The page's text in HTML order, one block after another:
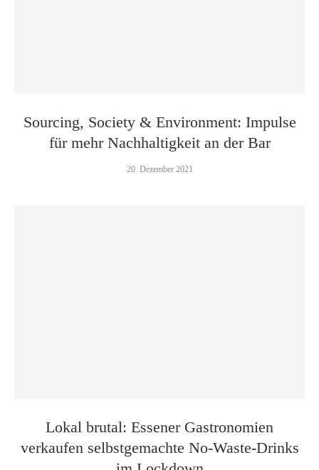
Sourcing, Society & Environment: Impulse
für mehr Nachhaltigkeit an der Bar
20. Dezember 2021
Lokal brutal: Essener Gastronomien
verkaufen selbstgemachte No-Waste-Drinks